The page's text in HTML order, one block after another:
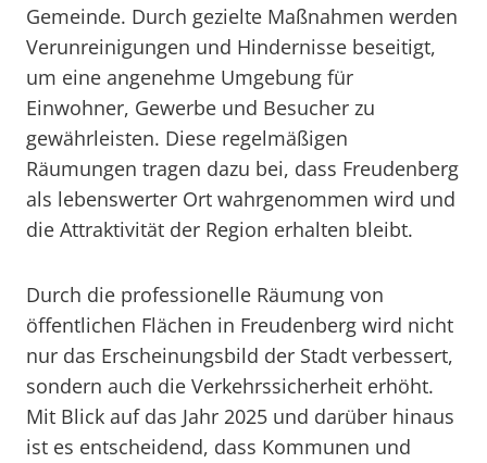
Gemeinde. Durch gezielte Maßnahmen werden
Verunreinigungen und Hindernisse beseitigt,
um eine angenehme Umgebung für
Einwohner, Gewerbe und Besucher zu
gewährleisten. Diese regelmäßigen
Räumungen tragen dazu bei, dass Freudenberg
als lebenswerter Ort wahrgenommen wird und
die Attraktivität der Region erhalten bleibt.
Durch die professionelle Räumung von
öffentlichen Flächen in Freudenberg wird nicht
nur das Erscheinungsbild der Stadt verbessert,
sondern auch die Verkehrssicherheit erhöht.
Mit Blick auf das Jahr 2025 und darüber hinaus
ist es entscheidend, dass Kommunen und